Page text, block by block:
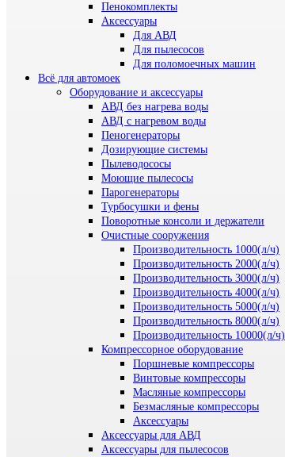
Пенокомплекты
Аксессуары
Для АВД
Для пылесосов
Для поломоечных машин
Всё для автомоек
Оборудование и аксессуары
АВД без нагрева воды
АВД с нагревом воды
Пеногенераторы
Дозирующие системы
Пылеводососы
Моющие пылесосы
Парогенераторы
Турбосушки и фены
Поворотные консоли и держатели
Очистные сооружения
Производительность 1000(л/ч)
Производительность 2000(л/ч)
Производительность 3000(л/ч)
Производительность 4000(л/ч)
Производительность 5000(л/ч)
Производительность 8000(л/ч)
Производительность 10000(л/ч)
Компрессорное оборудование
Поршневые компрессоры
Винтовые компрессоры
Масляные компрессоры
Безмасляные компрессоры
Аксессуары
Аксессуары для АВД
Аксессуары для пылесосов